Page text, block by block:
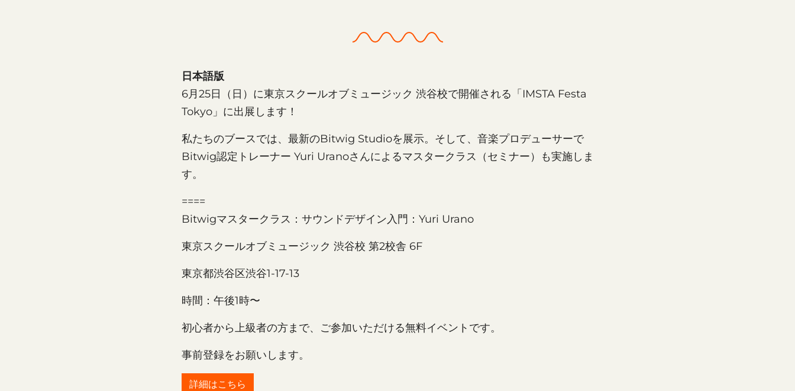
日本語版
6月25日（日）に東京スクールオブミュージック 渋谷校で開催される「IMSTA Festa
Tokyo」に出展します！
私たちのブースでは、最新のBitwig Studioを展示。そして、音楽プロデューサーで
Bitwig認定トレーナー Yuri Uranoさんによるマスタークラス（セミナー）も実施しま
す。
====
Bitwigマスタークラス：サウンドデザイン入門：Yuri Urano
東京スクールオブミュージック 渋谷校 第2校舎 6F
東京都渋谷区渋谷1-17-13
時間：午後1時〜
初心者から上級者の方まで、ご参加いただける無料イベントです。
事前登録をお願いします。
詳細はこちら